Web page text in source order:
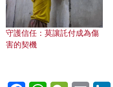
守護信任：莫讓託付成為傷
害的契機